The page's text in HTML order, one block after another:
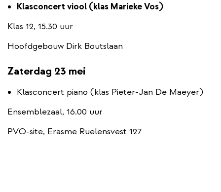
Klasconcert viool (klas Marieke Vos)
Klas 12, 15.30 uur
Hoofdgebouw Dirk Boutslaan
Zaterdag 23 mei
Klasconcert piano (klas Pieter-Jan De Maeyer)
Ensemblezaal, 16.00 uur
PVO-site, Erasme Ruelensvest 127